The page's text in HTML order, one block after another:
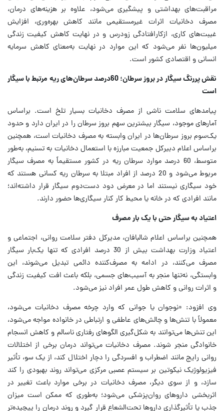
مراقبت‌های بهداشتی و پیشگیری می‌شود، علاوه بر هزینه‌های درمان،
مصرف دخانیات اثرات غیرمستقیمی مانند کاهش بهره‌وری، افزایش
غیبت‌های کاری، ازکارافتادگی زودرس و در نهایت کاهش کیفیت زندگی
میلیون‌ها نفر می‌شود که این موارد در نهایت به‌معنای کاهش سرمایه
انسانی و اقتصادی کشور است.
نقش پررنگ سیگار در بروز سرطان؛ 60درصد سرطان‌های ریه مرتبط با سیگار
است
پیامدهای سلامت ناشی از مصرف دخانیات بسیار تلخ است. براسا‌س
آمارهای موجود، سیگار بیشترین سهم بروز سرطان را در ایران دارد و حدود
یک‌سوم بروز سرطان‌ها در ایران وابسته به مصرف دخانیات است، همچنین
براساس اعلام دبیرکل جمعیت مبارزه با استعمال دخانیات به تسنیم، به‌طور
متوسط، 60 درصد موارد سرطان ریه در کشور مستقیماً به مصرف سیگار
مربوط می‌شود و 20 درصد از افراد مبتلا به سرطان ریه کسانی هستند که
خود سیگاری نیستند اما در معرض دود دست‌دوم سیگار قرار داشته‌اند؛
مانند افرادی که در خانه یا محیط کار کنار سیگاری‌ها حضور دارند.
اعتیاد به سیگار حتی با یک بار مصرف
همچنین براساس اعلام شالبافان، مدیرکل دفتر سلامت روانی، اجتماعی و
اعتیاد وزارت بهداشت بیش از 30 درصد افرادی که تنها یک‌بار سیگار
مصرف می‌کنند، در ادامه به مصرف‌کننده دائمی تبدیل می‌شوند، این
وابستگی، نه‌تنها منجر به آسیب‌های جسمی، بلکه باعث افت کیفیت زندگی
و اثرات روانی و کاهش طول عمر افراد نیز می‌شود.
وی افزود: «نوجوان یا جوانی که وارد چرخه مصرف دخانیات می‌شود،
معمولاً با تنش‌ها و چالش‌های عاطفی و ارتباطی در خانواده مواجه می‌شود،
این تنش‌ها می‌توانند به شکل‌گیری الگوهای رفتاری ناسالم و کاهش انسجام
خانوادگی منجر شوند. مصرف دخانیات می‌تواند درمان برخی از اختلالات
روانی رایج مانند اضطراب و افسردگی را دچار اختلال کند، از یک سو، تأثیر
فیزیولوژیک نیکوتین بر سیستم عصبی مرکزی می‌تواند روند بهبودی را کند
سازد، و از سوی دیگر، مصرف دخانیات در برخی موارد باعث تغییر در
اثربخشی داروهای روان‌پزشکی می‌شود؛ به‌طوری که ممکن است میزان
جذب یا تأثیرگذاری داروها تحت‌الشعاع قرار گیرد و روند درمان را پیچیده‌تر